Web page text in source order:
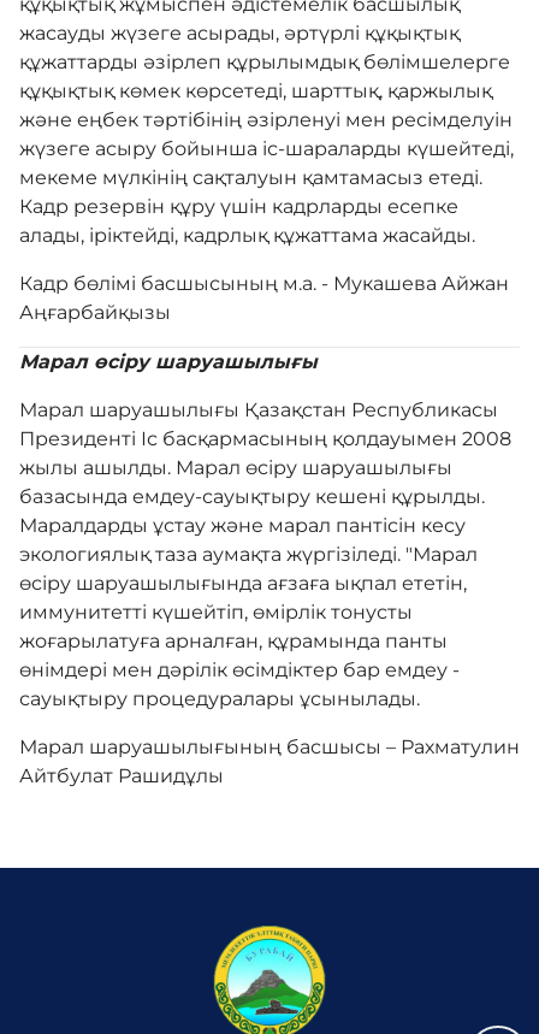
жасауды жүзеге асырады, әртүрлі құқықтық
құжаттарды әзірлеп құрылымдық бөлімшелерге
құқықтық көмек көрсетеді, шарттық, қаржылық
және еңбек тәртібінің әзірленуі мен ресімделуін
жүзеге асыру бойынша іс-шараларды күшейтеді,
мекеме мүлкінің сақталуын қамтамасыз етеді.
Кадр резервін құру үшін кадрларды есепке
алады, іріктейді, кадрлық құжаттама жасайды.
Кадр бөлімі басшысының м.а. - Мукашева Айжан
Аңғарбайқызы
Марал өсіру шаруашылығы
Марал шаруашылығы Қазақстан Республикасы
Президенті Іс басқармасының қолдауымен 2008
жылы ашылды. Марал өсіру шаруашылығы
базасында емдеу-сауықтыру кешені құрылды.
Маралдарды ұстау және марал пантісін кесу
экологиялық таза аумақта жүргізіледі. "Марал
өсіру шаруашылығында ағзаға ықпал ететін,
иммунитетті күшейтіп, өмірлік тонусты
жоғарылатуға арналған, құрамында панты
өнімдері мен дәрілік өсімдіктер бар емдеу -
сауықтыру процедуралары ұсынылады.
Марал шаруашылығының басшысы – Рахматулин
Айтбулат Рашидұлы